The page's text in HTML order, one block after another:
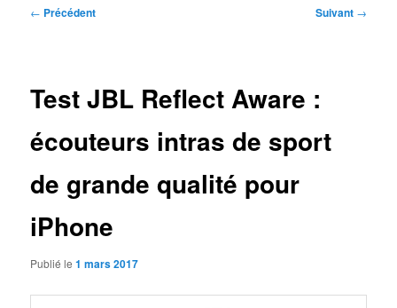
Navigation
← Précédent Suivant →
Test JBL Reflect Aware :
écouteurs intras de sport
de grande qualité pour
iPhone
Publié le1 mars 2017